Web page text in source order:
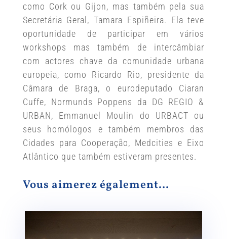
como Cork ou Gijon, mas também pela sua
Secretária Geral, Tamara Espiñeira. Ela teve
oportunidade de participar em vários
workshops mas também de intercâmbiar
com actores chave da comunidade urbana
europeia, como Ricardo Rio, presidente da
Câmara de Braga, o eurodeputado Ciaran
Cuffe, Normunds Poppens da DG REGIO &
URBAN, Emmanuel Moulin do URBACT ou
seus homólogos e também membros das
Cidades para Cooperação, Medcities e Eixo
Atlântico que também estiveram presentes.
Vous aimerez également…